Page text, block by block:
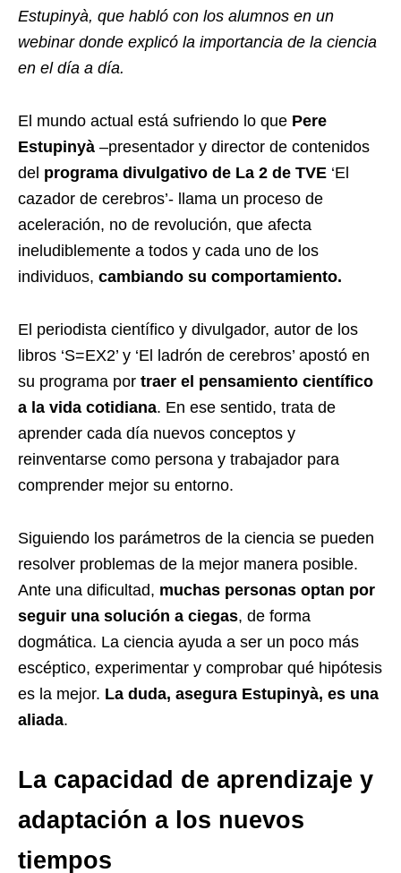
Estupinyà, que habló con los alumnos en un
webinar donde explicó la importancia de la ciencia
en el día a día.
El mundo actual está sufriendo lo que Pere
Estupinyà –presentador y director de contenidos
del programa divulgativo de La 2 de TVE ‘El
cazador de cerebros’- llama un proceso de
aceleración, no de revolución, que afecta
ineludiblemente a todos y cada uno de los
individuos, cambiando su comportamiento.
El periodista científico y divulgador, autor de los
libros ‘S=EX2’ y ‘El ladrón de cerebros’ apostó en
su programa por traer el pensamiento científico
a la vida cotidiana. En ese sentido, trata de
aprender cada día nuevos conceptos y
reinventarse como persona y trabajador para
comprender mejor su entorno.
Siguiendo los parámetros de la ciencia se pueden
resolver problemas de la mejor manera posible.
Ante una dificultad, muchas personas optan por
seguir una solución a ciegas, de forma
dogmática. La ciencia ayuda a ser un poco más
escéptico, experimentar y comprobar qué hipótesis
es la mejor. La duda, asegura Estupinyà, es una
aliada.
La capacidad de aprendizaje y
adaptación a los nuevos
tiempos